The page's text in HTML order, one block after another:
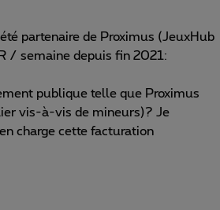
partenaire de Proximus (JeuxHub
/ semaine depuis fin 2021:
publique telle que Proximus
vis-à-vis de mineurs)? Je
charge cette facturation